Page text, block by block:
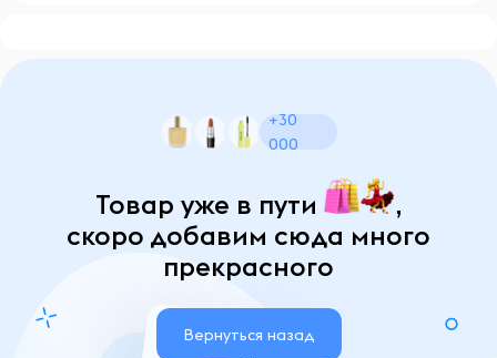
+30
000
Товар уже в пути
,
скоро добавим сюда много
прекрасного
Вернуться назад